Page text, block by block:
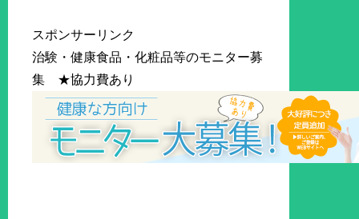
スポンサーリンク
治験・健康食品・化粧品等のモニター募
集 ★協力費あり